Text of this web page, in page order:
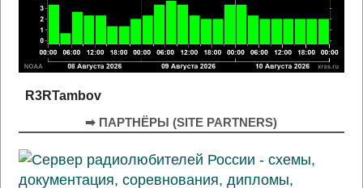
R3RTambov
➡ ПАРТНЁРЫ (SITE PARTNERS)